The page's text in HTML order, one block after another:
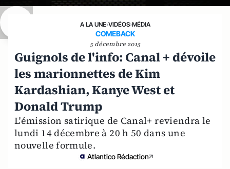
A LA UNE›VIDÉOS›MÉDIA
COMEBACK
5 décembre 2015
Guignols de l'info: Canal + dévoile
les marionnettes de Kim
Kardashian, Kanye West et
Donald Trump
L'émission satirique de Canal+ reviendra le
lundi 14 décembre à 20 h 50 dans une
nouvelle formule.
Atlantico Rédaction